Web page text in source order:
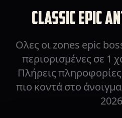
CLASSIC EPIC
Ολες οι zones epic
περιορισμένες σε 1
Πλήρεις
πιο κοντά στο